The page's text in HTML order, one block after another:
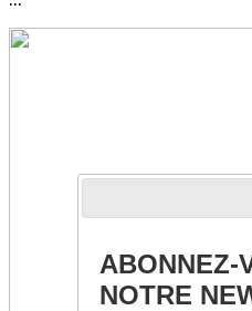
ABONNEZ-
NOTRE